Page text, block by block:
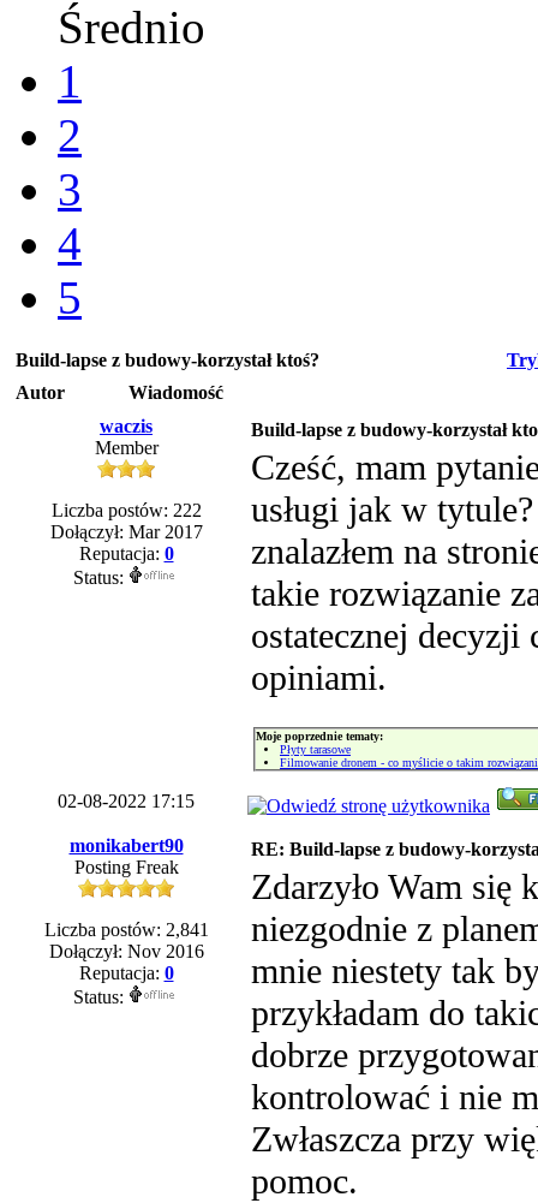
Średnio
1
2
3
4
5
Build-lapse z budowy-korzystał ktoś?
Autor
Wiadomość
waczis
Member
Liczba postów: 222
Dołączył: Mar 2017
Reputacja: 0
Status:
Build-lapse z budowy-korzystał
Cześć, mam
usługi jak w
znalazłem na
takie rozwiązanie
ostatecznej decyzji
opiniami.
Moje poprzednie tematy:
Płyty tarasowe
Filmowanie dronem - co myślicie o takim
02-08-2022 17:15
monikabert90
Posting Freak
Liczba postów: 2,841
Dołączył: Nov 2016
Reputacja: 0
Status:
RE: Build-lapse z budowy-
Zdarzyło Wam się
niezgodnie z
mnie niestety tak
przykładam do
dobrze
kontrolować i nie
Zwłaszcza przy
pomoc.